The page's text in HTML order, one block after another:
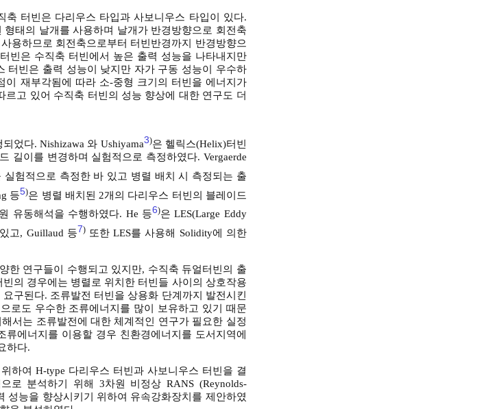
터빈은 다리우스 타입과 사보니우스 타입이 있다.
태의 날개를 사용하며 날개가 반경방향으로 회전축
용하므로 회전축으로부터 터빈반경까지 반경방향으
빈은 수직축 터빈에서 높은 출력 성능을 나타내지만
터빈은 출력 성능이 낮지만 자가 구동 성능이 우수하
재부각됨에 따라 소-중형 크기의 터빈을 에너지가
고 있어 수직축 터빈의 성능 향상에 대한 연구도 더
었다. Nishizawa 와 Ushiyama3)은 헬릭스(Helix)터빈
길이를 변경하며 실험적으로 측정하였다. Vergaerde
험적으로 측정한 바 있고 병렬 배치 시 측정되는 출
등5)은 병렬 배치된 2개의 다리우스 터빈의 블레이드
유동해석을 수행하였다. He 등6)은 LES(Large Eddy
고, Guillaud 등7)또한 LES를 사용해 Solidity에 의한
한 연구들이 수행되고 있지만, 수직축 듀얼터빈의 출
의 경우에는 병렬로 위치한 터빈들 사이의 상호작용
구된다. 조류발전 터빈을 상용화 단계까지 발전시킨
로도 우수한 조류에너지를 많이 보유하고 있기 때문
서는 조류발전에 대한 체계적인 연구가 필요한 실정
에너지를 이용할 경우 친환경에너지를 도서지역에
하다.
하여 H-type 다리우스 터빈과 사보니우스 터빈을 결
로 분석하기 위해 3차원 비정상 RANS (Reynolds-
성능을 향상시키기 위하여 유속강화장치를 제안하였